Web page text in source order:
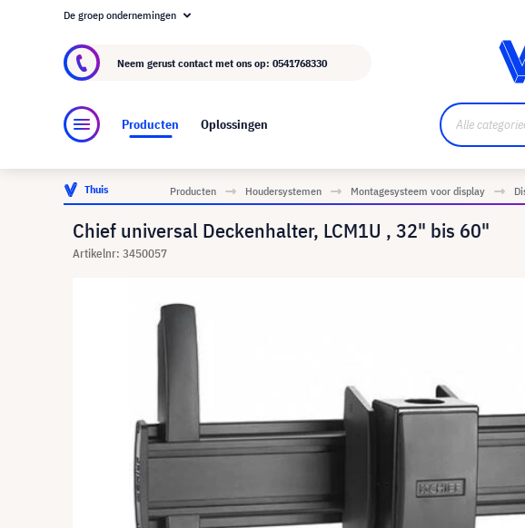
Over visunext.nl
De groep ondernemingen
Neem gerust contact met ons op: 0541768330
Producten Oplossingen
Thuis Producten Houdersystemen Montagesysteem voor display
Chief universal Deckenhalter, LCM1U , 32" bis 60"
Artikelnr: 3450057